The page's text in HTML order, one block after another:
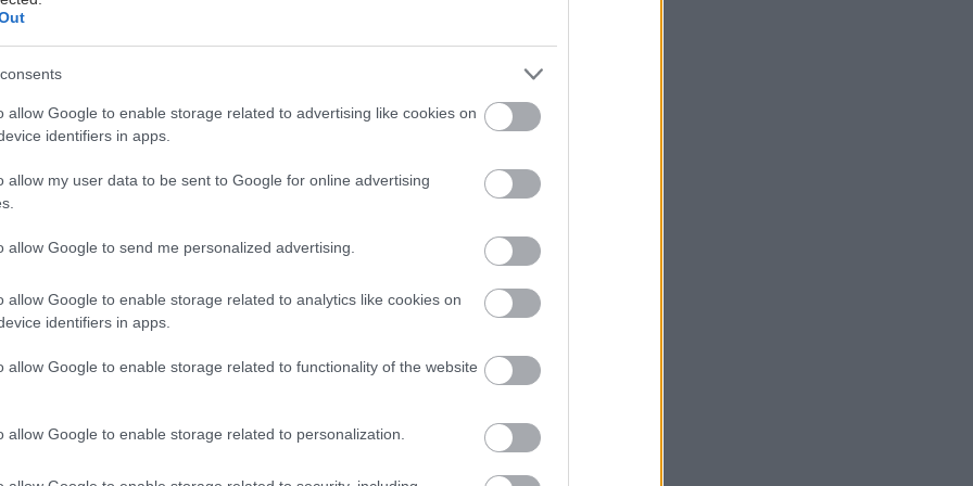
allow Google to enable storage related to advertising like cookies on
identifiers in apps.
allow my user data to be sent to Google for online advertising
allow Google to send me personalized advertising.
allow Google to enable storage related to analytics like cookies on
identifiers in apps.
allow Google to enable storage related to functionality of the website
allow Google to enable storage related to personalization.
ατελείωτες ώρες ηλιοθεραπείας και χαλάρωσης στην παραλία; Στο
αλλά στο δεύτερο «ναι», καθώς όλο και περισσότερες έρευνες
ο καρκίνος του δέρματος σχετίζεται μεν με ελάττωμα στο DNA,
με την έκθεση στην υπεριώδη ακτινοβολία. Για την ακρίβεια,
Παγκόσμιο Οργανισμό Υγείας, κάθε χρόνο 60.000 άνθρωποι
εξαιτίας μεγάλης έκθεσης σε υπεριώδη ακτινοβολία, η οποία
την πιο επικίνδυνη μορφή καρκίνου του δέρματος.
του δέρματος
είναι μια κακοήθης νεοπλασία, η οποία αναπτύσσεται
(το εξωτερικό στρώμα του δέρματος) και έτσι τα συμπτώματά της
Το 85% των περιπτώσεων καρκίνου του δέρματος οφείλονται